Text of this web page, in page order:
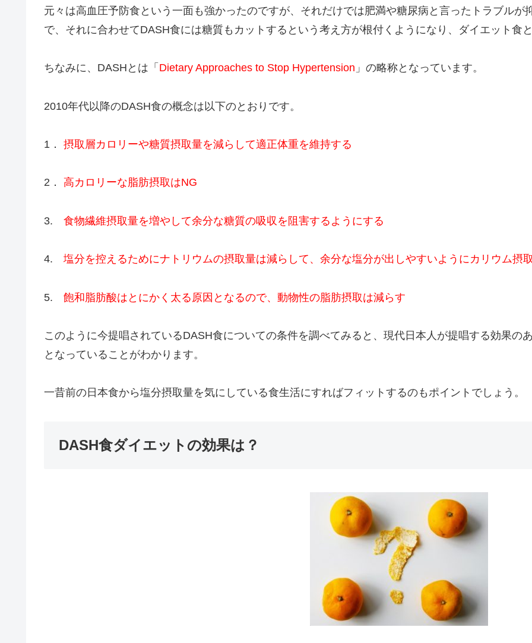
元々は高血圧予防食という一面も強かったのですが、それだけでは肥満や糖尿病と言ったトラブル
で、それに合わせてDASH食には糖質もカットするという考え方が根付くようになり、ダイエット食
ちなみに、DASHとは「 Dietary Approaches to Stop Hypertension 」の略称となっています。
2010年代以降のDASH食の概念は以下のとおりです。
1． 摂取層カロリーや糖質摂取量を減らして適正体重を維持する
2． 高カロリーな脂肪摂取はNG
3. 食物繊維摂取量を増やして余分な糖質の吸収を阻害するようにする
4. 塩分を控えるためにナトリウムの摂取量は減らして、余分な塩分が出しやすいようにカリウム摂
5. 飽和脂肪酸はとにかく太る原因となるので、動物性の脂肪摂取は減らす
このように今提唱されているDASH食についての条件を調べてみると、現代日本人が提唱する効果の
となっていることがわかります。
一昔前の日本食から塩分摂取量を気にしている食生活にすればフィットするのもポイントでしょう。
DASH食ダイエットの効果は？